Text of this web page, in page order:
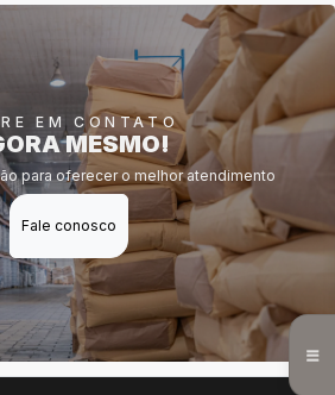
EM CONTATO
MESMO!
para oferecer o melhor atendimento
Fale conosco